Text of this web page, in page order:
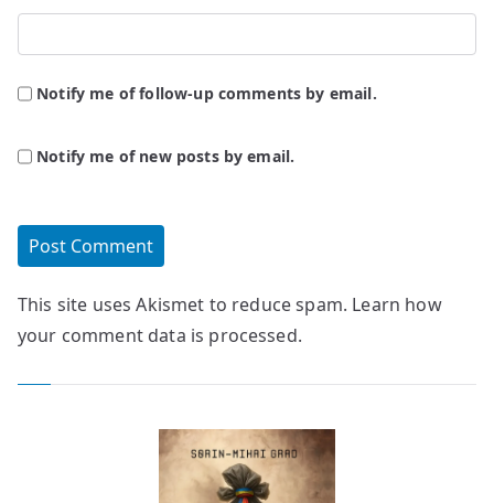
Notify me of follow-up comments by email.
Notify me of new posts by email.
This site uses Akismet to reduce spam. Learn how
your comment data is processed.